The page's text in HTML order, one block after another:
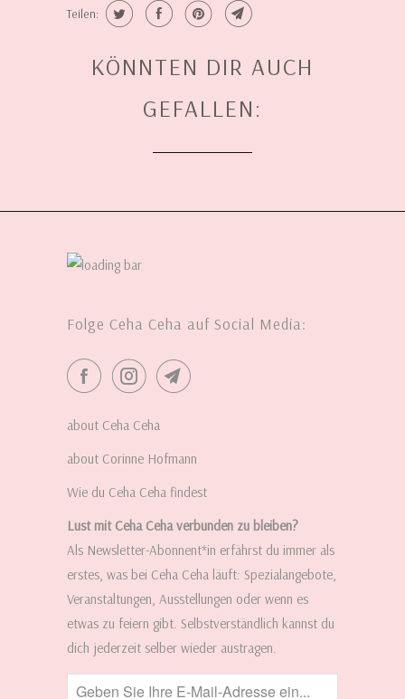
Teilen:
KÖNNTEN DIR AUCH
GEFALLEN:
Folge Ceha Ceha auf Social Media:
about Ceha Ceha
about Corinne Hofmann
Wie du Ceha Ceha findest
Lust mit Ceha Ceha verbunden zu bleiben?
Als Newsletter-Abonnent*in erfährst du immer als
erstes, was bei Ceha Ceha läuft: Spezialangebote,
Veranstaltungen, Ausstellungen oder wenn es
etwas zu feiern gibt. Selbstverständlich kannst du
dich jederzeit selber wieder austragen.